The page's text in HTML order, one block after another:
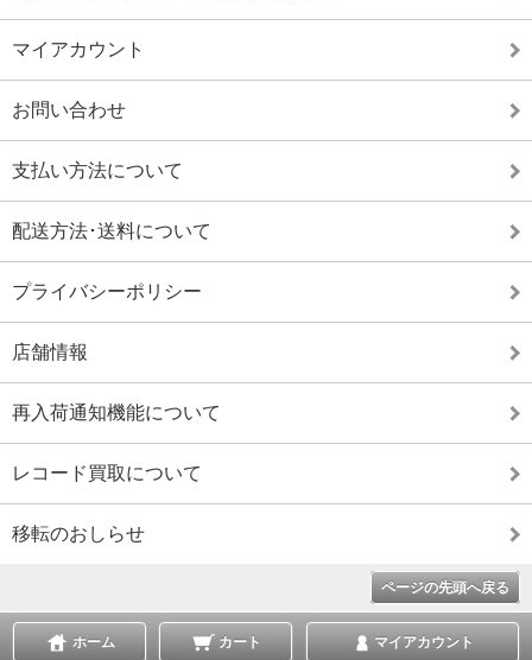
マイアカウント
お問い合わせ
支払い方法について
配送方法･送料について
プライバシーポリシー
店舗情報
再入荷通知機能について
レコード買取について
移転のおしらせ
ページの先頭へ戻る
ホーム カート マイアカウント